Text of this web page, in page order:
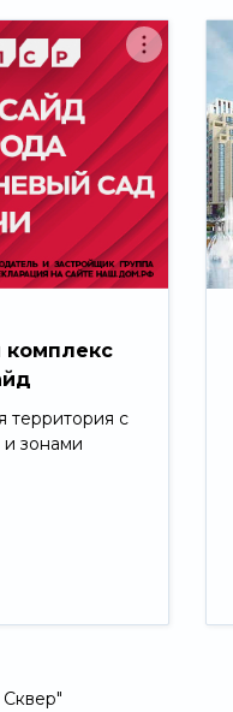
территория с
зонами